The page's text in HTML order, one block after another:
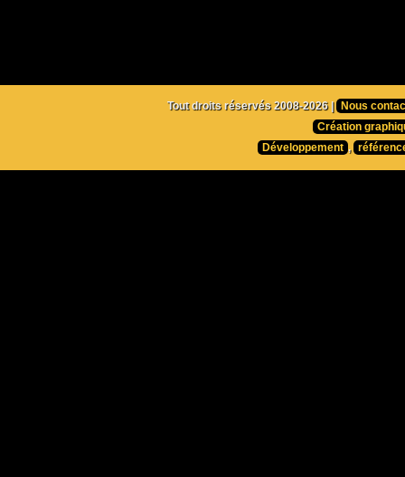
Tout droits réservés 2008-2026 |
Nous
Création
Développement ,